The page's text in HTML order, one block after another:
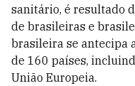
sanitário, é resultado
de brasileiras e
brasileira se antecipa
de 160 países,
União Europeia.